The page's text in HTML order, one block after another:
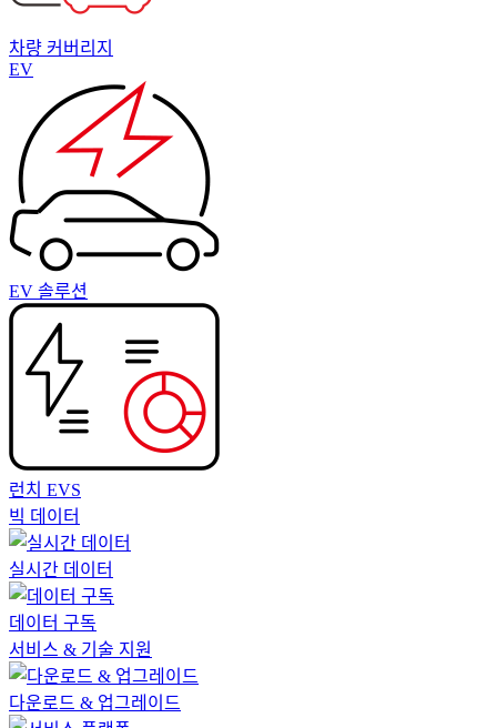
차량 커버리지
EV
EV 솔루션
런치 EVS
빅 데이터
실시간 데이터
데이터 구독
서비스 & 기술 지원
다운로드 & 업그레이드